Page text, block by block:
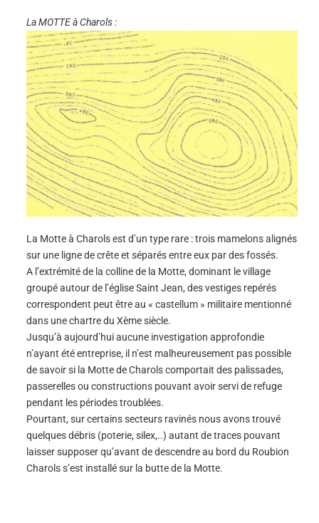
La MOTTE à Charols :
La Motte à Charols est d’un type rare : trois mamelons alignés
sur une ligne de crête et séparés entre eux par des fossés.
A l’extrémité de la colline de la Motte, dominant le village
groupé autour de l’église Saint Jean, des vestiges repérés
correspondent peut être au « castellum » militaire mentionné
dans une chartre du Xème siècle.
Jusqu’à aujourd’hui aucune investigation approfondie
n’ayant été entreprise, il n’est malheureusement pas possible
de savoir si la Motte de Charols comportait des palissades,
passerelles ou constructions pouvant avoir servi de refuge
pendant les périodes troublées.
Pourtant, sur certains secteurs ravinés nous avons trouvé
quelques débris (poterie, silex,..) autant de traces pouvant
laisser supposer qu’avant de descendre au bord du Roubion
Charols s’est installé sur la butte de la Motte.